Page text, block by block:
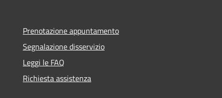
Prenotazione appuntamento
Segnalazione disservizio
Leggi le FAQ
Richiesta assistenza